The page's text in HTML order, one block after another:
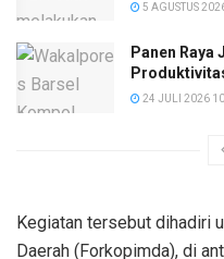
5 AGUSTUS
Panen
24 JULI 2026
Kegiatan tersebut dihadiri
Daerah (Forkopimda), di